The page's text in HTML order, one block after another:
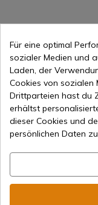
Für eine optimal
sozialer Medien und
Laden, der
Cookies von sozialen
Drittparteien hast du
erhältst
dieser Cookies und
persönlichen Daten